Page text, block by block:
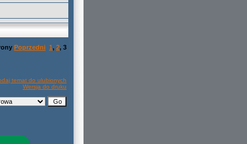
Poprzedni 1, 2, 3
temat do ulubionych
Wersja do druku